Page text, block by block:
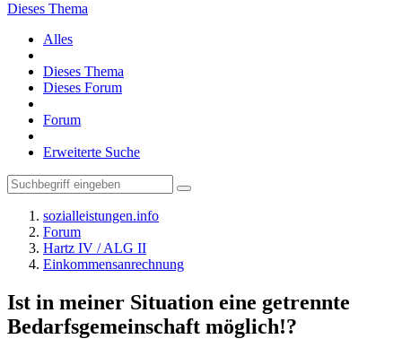
Dieses Thema
Alles
Dieses Thema
Dieses Forum
Forum
Erweiterte Suche
sozialleistungen.info
Forum
Hartz IV / ALG II
Einkommensanrechnung
Ist in meiner Situation eine getrennte
Bedarfsgemeinschaft möglich!?